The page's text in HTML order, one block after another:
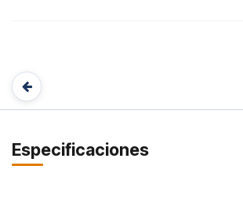
Especificaciones